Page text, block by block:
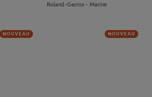
Roland-Garros - Marine
NOUVEAU NOUVEAU